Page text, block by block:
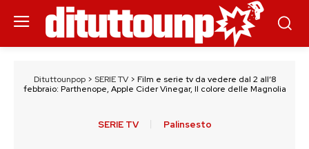
Dituttounpop> SERIE TV> Film e serie tv da vedere dal 2 all’8
febbraio: Parthenope, Apple Cider Vinegar, Il colore delle Magnolia
SERIE TV Palinsesto